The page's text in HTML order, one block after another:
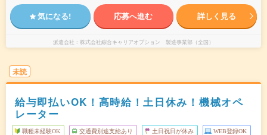
気になる! 応募へ進む 詳しく見る
派遣会社 株式会社綜合キャリアオプション 製造事業部（全国）
未読
給与即払いOK！高時給！土日休み！機械オペ
レーター
職種未経験OK 交通費別途支給あり 土日祝日が休み WEB登録OK